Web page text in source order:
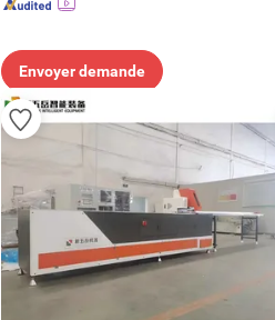
Envoyer demande